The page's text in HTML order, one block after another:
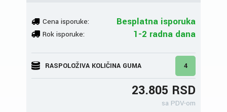
Cena isporuke: Besplatna isporuka
Rok isporuke: 1-2 radna dana
RASPOLOŽIVA KOLIČINA GUMA 4
23.805 RSD
sa PDV-om